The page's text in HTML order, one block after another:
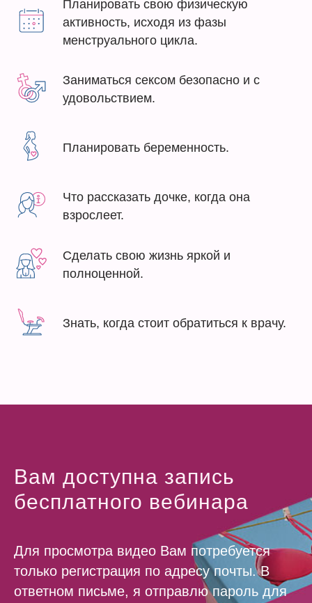
Планировать свою физическую
активность, исходя из фазы
менструального цикла.
Заниматься сексом безопасно и с
удовольствием.
Планировать беременность.
Что рассказать дочке, когда она
взрослеет.
Сделать свою жизнь яркой и
полноценной.
Знать, когда стоит обратиться к врачу.
Вам доступна запись
бесплатного вебинара
Для просмотра видео Вам потребуется
только регистрация по адресу почты. В
ответном письме, я отправлю пароль для